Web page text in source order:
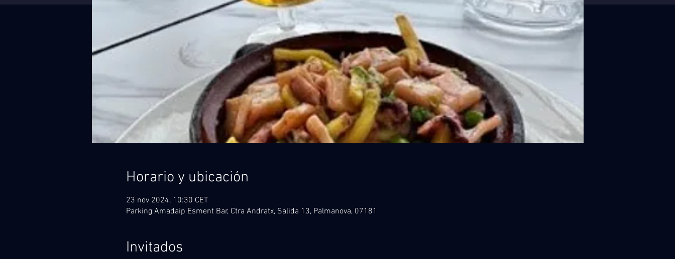
Horario y ubicación
23 nov 2024, 10:30 CET
Parking Amadaip Esment Bar, Ctra Andratx, Salida 13, Palmanova, 07181
Invitados